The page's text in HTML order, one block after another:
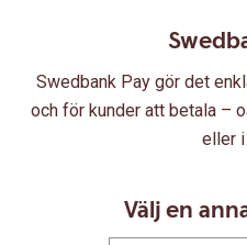
Swedbank Pay gör det
och för kunder att betala –
eller
Välj en